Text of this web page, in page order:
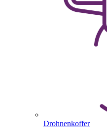
Drohnenkoffer